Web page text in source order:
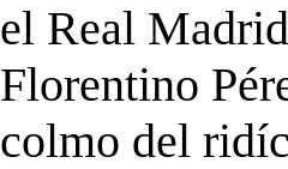
el Real
Florentino
colmo del